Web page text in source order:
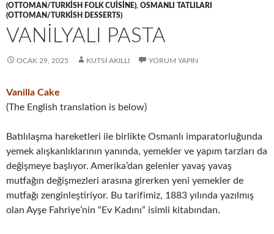
(OTTOMAN/TURKISH FOLK CUISINE), OSMANLI TATLILARI
(OTTOMAN/TURKISH DESSERTS)
VANILYALI PASTA
OCAK 29, 2025 KUTSI AKILLI YORUM YAPIN
Vanilla Cake
(The English translation is below)
Batılılaşma hareketleri ile birlikte Osmanlı imparatorluğunda
yemek alışkanlıklarının yanında, yemekler ve yapım tarzları da
değişmeye başlıyor. Amerika’dan gelenler yavaş yavaş
mutfağın değişmezleri arasına girerken yeni yemekler de
mutfağı zenginleştiriyor. Bu tarifimiz, 1883 yılında yazılmış
olan Ayşe Fahriye’nin “Ev Kadını” isimli kitabından.